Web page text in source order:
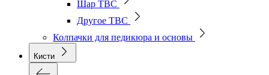
Шар ТВС
Другое ТВС
Колпачки для педикюра и основы
Кисти